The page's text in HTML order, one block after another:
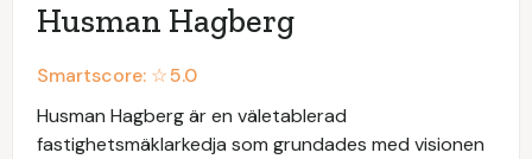
Husman Hagberg
Smartscore: ☆5.0
Husman Hagberg är en väletablerad
fastighetsmäklarkedja som grundades med visionen